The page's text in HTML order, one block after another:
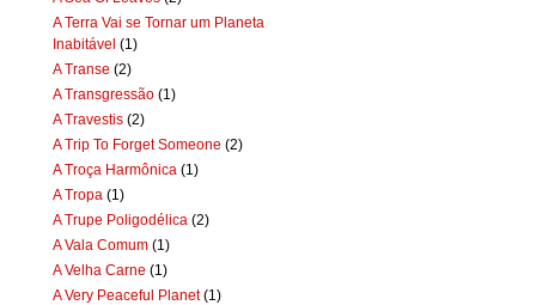
A Terra Vai se Tornar um Planeta
Inabitável (1)
A Transe (2)
A Transgressão (1)
A Travestis (2)
A Trip To Forget Someone (2)
A Troça Harmônica (1)
A Tropa (1)
A Trupe Poligodélica (2)
A Vala Comum (1)
A Velha Carne (1)
A Very Peaceful Planet (1)